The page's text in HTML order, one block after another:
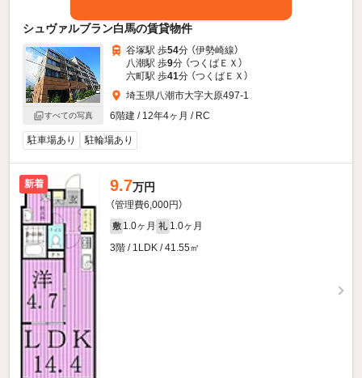
シュヴァルブラン白馬の賃貸物件
すべての写真
谷塚駅 歩54分 （伊勢崎線）
八潮駅 歩9分 （つくばＥＸ）
六町駅 歩41分 （つくばＥＸ）
埼玉県八潮市大字大原497-1
6階建 / 12年4ヶ月 / RC
駐車場あり 駐輪場あり
新着 9.7万円
（管理費6,000円）
敷 1.0ヶ月 礼 1.0ヶ月
3階 / 1LDK / 41.55㎡